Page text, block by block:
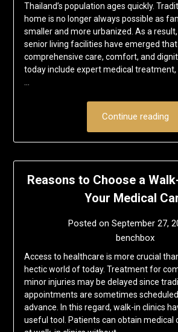
Thailand’s population ages quickly.
home is no longer always possible as
smaller and more urbanized. As a
senior living facilities have emerged
comprehensive care, comfort, and
today include expert medical treatment,
Continue reading
Reasons to Choose a
Your Medical
Posted on September 27,
benchbox
Access to healthcare is more crucial
hectic world of today. Treatment for
minor injuries may be delayed since
appointments are sometimes
advance. In this regard, walk-in clinics
useful tool. Patients can obtain medical